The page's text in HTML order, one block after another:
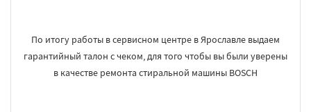
По итогу работы в сервисном центре в Ярославле выдаем
гарантийный талон с чеком, для того чтобы вы были уверены
в качестве ремонта стиральной машины BOSCH